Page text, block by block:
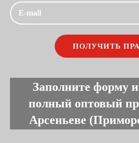
Заполните форму
полный оптовый
Арсеньеве